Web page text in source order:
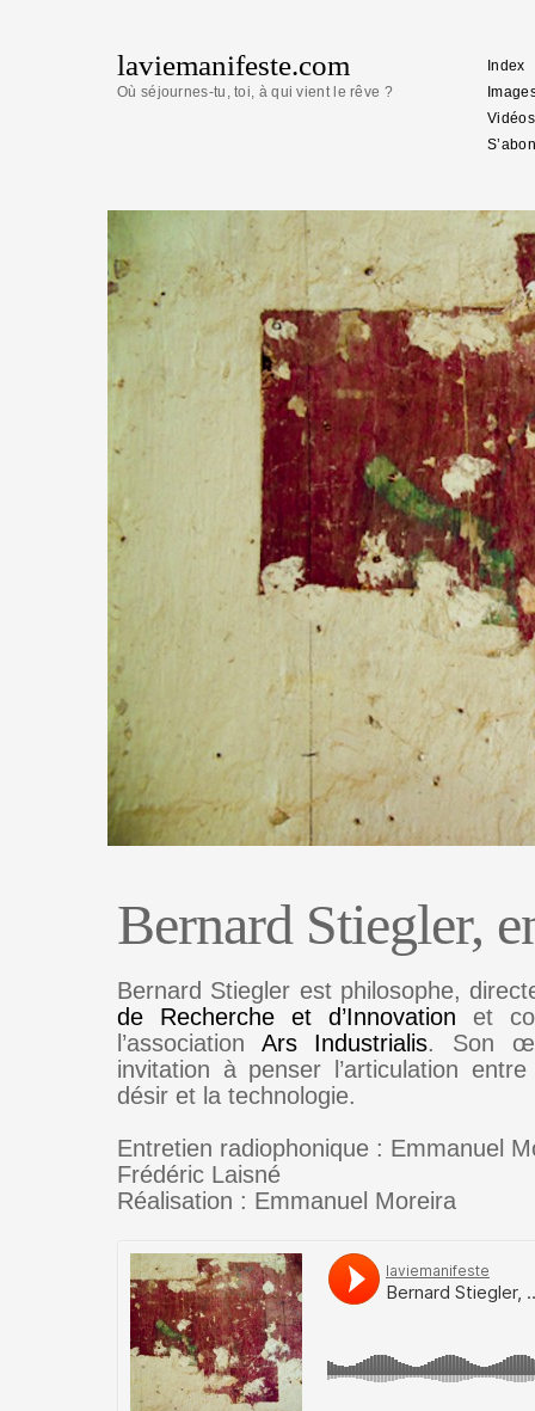
laviemanifeste.com
Où séjournes-tu, toi, à qui vient le rêve ?
Index
Vidéos
Bernard Stiegler,
Bernard Stiegler est philosophe,
de Recherche et d’Innovation et
l’association Ars Industrialis. Son
invitation à penser l’articulation
désir et la technologie.
Entretien radiophonique : Emmanuel
Frédéric Laisné
Réalisation : Emmanuel Moreira